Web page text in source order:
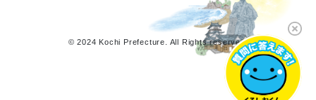
© 2024 Kochi Prefecture. All Rights reserved.